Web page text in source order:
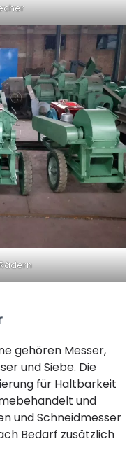
gehören Messer,
und Siebe. Die
für Haltbarkeit
und
und Schneidmesser
Bedarf zusätzlich